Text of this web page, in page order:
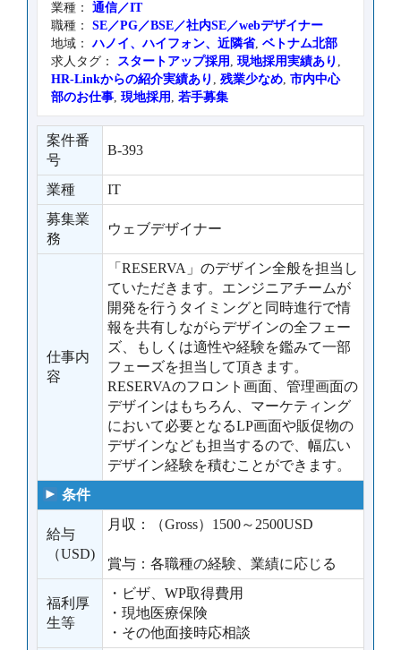
業種： 通信／IT
職種： SE／PG／BSE／社内SE／webデザイナー
地域：ハノイ、ハイフォン、近隣省, ベトナム北部
求人タグ： スタートアップ採用 , 現地採用実績あり ,
HR-Linkからの紹介実績あり , 残業少なめ, 市内中心
部のお仕事, 現地採用 , 若手募集
案件番
号
B-393
業種
IT
募集業
務
ウェブデザイナー
仕事内
容
「RESERVA」のデザイン全般を担当し
ていただきます。エンジニアチームが
開発を行うタイミングと同時進行で情
報を共有しながらデザインの全フェー
ズ、もしくは適性や経験を鑑みて一部
フェーズを担当して頂きます。
RESERVAのフロント画面、管理画面の
デザインはもちろん、マーケティング
において必要となるLP画面や販促物の
デザインなども担当するので、幅広い
デザイン経験を積むことができます。
条件
給与
（USD)
月収：（Gross）1500～2500USD
賞与：各職種の経験、業績に応じる
福利厚
生等
・ビザ、WP取得費用
・現地医療保険
・その他面接時応相談